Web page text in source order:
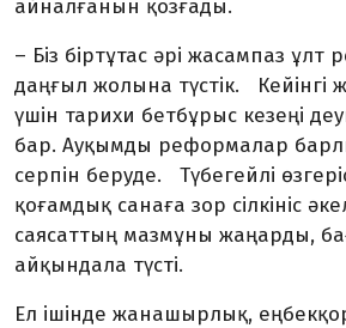
айналғанын қозғады.
– Біз біртұтас әрі жасампаз ұлт
даңғыл жолына түстік. Кейінгі
үшін тарихи бетбұрыс кезеңі
бар. Ауқымды реформалар
серпін беруде. Түбегейлі
қоғамдық санаға зор сілкініс
саясаттың мазмұны жаңарды,
айқындала түсті.
Ел ішінде жанашырлық,